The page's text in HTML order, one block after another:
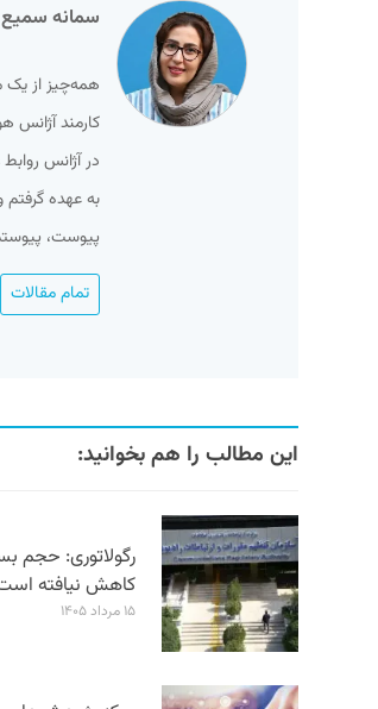
سمانه سمیع
در آژانس
به عهده گرفتم
پیوست،
تمام مقالات
این مطالب را هم بخوانید:
رگولاتوری: حجم
کاهش نیافته
۱۵ مرداد ۱۴۰۵